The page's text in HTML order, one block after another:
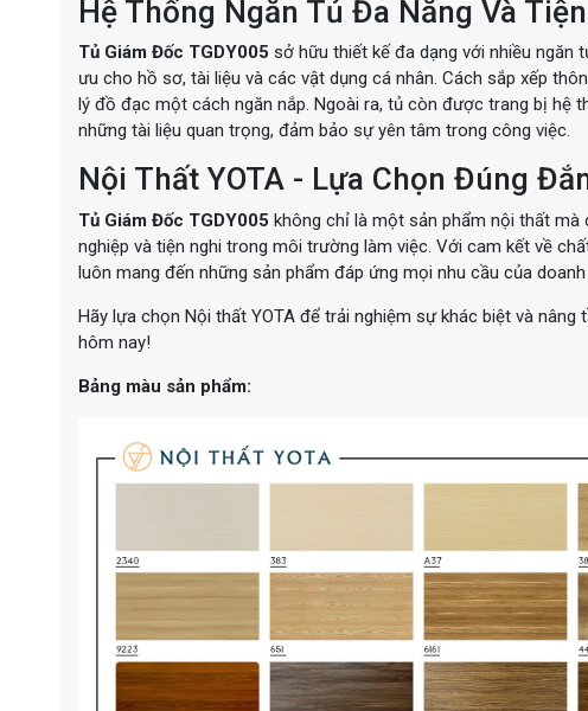
Hệ Thống Ngăn Tủ Đa Năng Và
Tủ Giám Đốc TGDY005 sở hữu thiết kế đa dạng với nhiều ngăn
ưu cho hồ sơ, tài liệu và các vật dụng cá nhân. Cách sắp xếp
lý đồ đạc một cách ngăn nắp. Ngoài ra, tủ còn được trang bị hệ
những tài liệu quan trọng, đảm bảo sự yên tâm trong công việc.
Nội Thất YOTA - Lựa Chọn Đúng
Tủ Giám Đốc TGDY005 không chỉ là một sản phẩm nội thất
nghiệp và tiện nghi trong môi trường làm việc. Với cam kết về
luôn mang đến những sản phẩm đáp ứng mọi nhu cầu của doanh
Hãy lựa chọn Nội thất YOTA để trải nghiệm sự khác biệt và nâng
hôm nay!
Bảng màu sản phẩm: